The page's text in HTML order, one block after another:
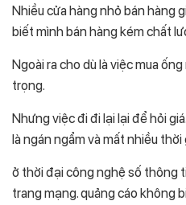
Nhiều cửa hàng nhỏ bán hàng
biết mình bán hàng kém chất
Ngoài ra cho dù là việc mua
trọng.
Nhưng việc đi đi lại lại để hỏi
là ngán ngẩm và mất nhiều thời
ở thời đại công nghệ số thông
trang mạng. quảng cáo không